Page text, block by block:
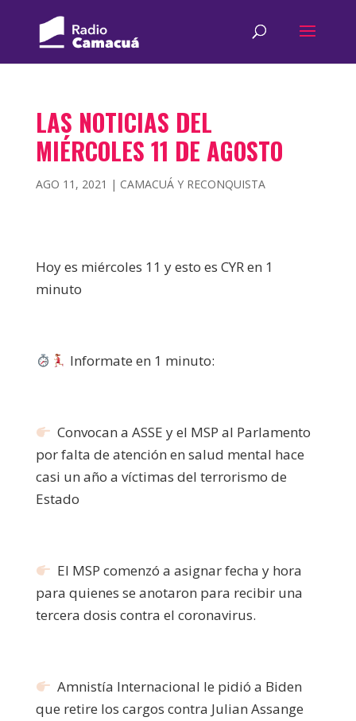
LAS NOTICIAS DEL
MIÉRCOLES 11 DE AGOSTO
AGO 11, 2021 | CAMACUÁ Y RECONQUISTA
Hoy es miércoles 11 y esto es CYR en 1
minuto
Informate en 1 minuto:
Convocan a ASSE y el MSP al Parlamento
por falta de atención en salud mental hace
casi un año a víctimas del terrorismo de
Estado
El MSP comenzó a asignar fecha y hora
para quienes se anotaron para recibir una
tercera dosis contra el coronavirus.
Amnistía Internacional le pidió a Biden
que retire los cargos contra Julian Assange